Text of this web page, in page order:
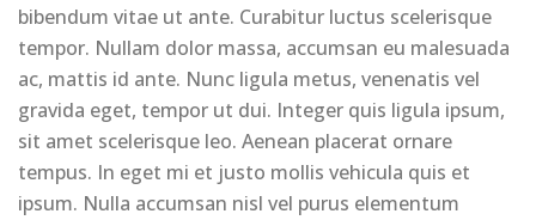
bibendum vitae ut ante. Curabitur luctus scelerisque
tempor. Nullam dolor massa, accumsan eu malesuada
ac, mattis id ante. Nunc ligula metus, venenatis vel
gravida eget, tempor ut dui. Integer quis ligula ipsum,
sit amet scelerisque leo. Aenean placerat ornare
tempus. In eget mi et justo mollis vehicula quis et
ipsum. Nulla accumsan nisl vel purus elementum